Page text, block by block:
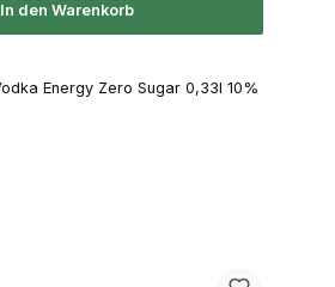
In den Warenkorb